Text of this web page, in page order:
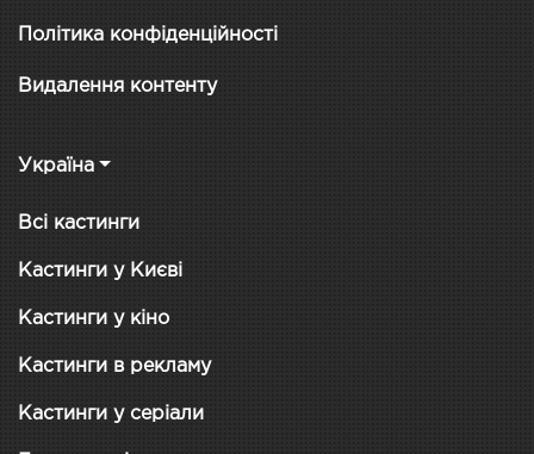
Політика конфіденційності
Видалення контенту
Україна
Всі кастинги
Кастинги у Києві
Кастинги у кіно
Кастинги в рекламу
Кастинги у серіали